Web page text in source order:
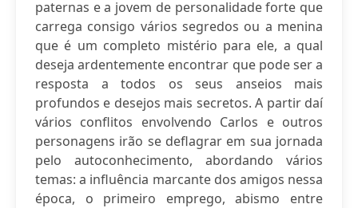
paternas e a jovem de personalidade forte que
carrega consigo vários segredos ou a menina
que é um completo mistério para ele, a qual
deseja ardentemente encontrar que pode ser a
resposta a todos os seus anseios mais
profundos e desejos mais secretos. A partir daí
vários conflitos envolvendo Carlos e outros
personagens irão se deflagrar em sua jornada
pelo autoconhecimento, abordando vários
temas: a influência marcante dos amigos nessa
época, o primeiro emprego, abismo entre